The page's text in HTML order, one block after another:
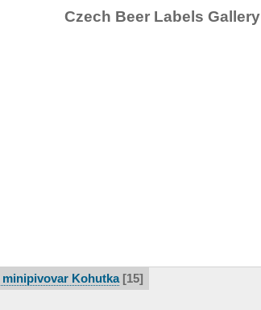
Czech Beer Labels Gallery
Kohutka 15